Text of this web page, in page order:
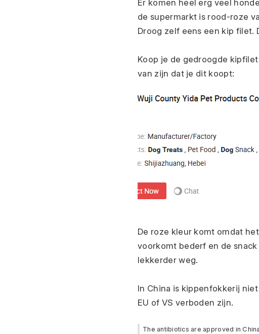
Er komen heel erg veel
de supermarkt is rood-roze
Droog zelf eens een kip filet.
Koop je de gedroogde
van zijn dat je dit koopt:
De roze kleur komt omdat
voorkomt bederf en de
lekkerder weg.
In China is kippenfokkerij
EU of VS verboden zijn.
The antibiotics are approved in